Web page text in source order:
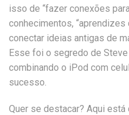
isso de “fazer conexões
conhecimentos,
conectar ideias antigas de
Esse foi o segredo de
combinando o iPod com
sucesso.
Quer se destacar? Aqui está